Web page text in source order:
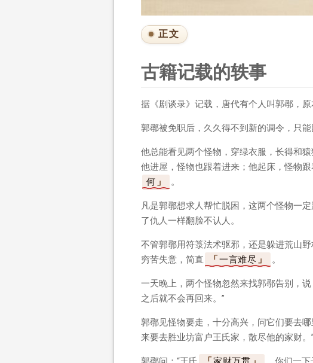
正文
古籍记载的轶事
据《剧谈录》记载，唐代有个人叫郭鄩，
郭鄩被免职后，久久得不到新的调令，只
他总能看见两个怪物，穿绿衣服，长得和
他进屋，怪物也跟着进来；他起床，怪物
何
。
凡是郭鄩想求人帮忙脱困，这两个怪物一
了仇人一样翻脸不认人。
不管郭鄩用符箓法术驱邪，还是躲进荒山
穷苦失意，简直
一言难尽 。
一天晚上，两个怪物忽然来找郭鄩告别，
之后就不会再回来。”
郭鄩见怪物要走，十分高兴，问它们要去
来要去胜业坊富户王氏家，散尽他的家财。”